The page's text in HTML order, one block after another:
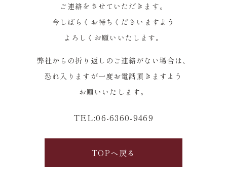
ご連絡をさせていただきます。
今しばらくお待ちくださいますよう
よろしくお願いいたします。
弊社からの折り返しのご連絡がない場合は、
恐れ入りますが一度お電話頂きますよう
お願いいたします。
TEL:06-6360-9469
TOPへ戻る